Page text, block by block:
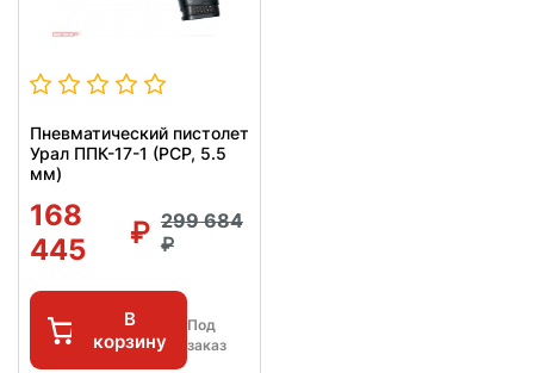
Пневматический пистолет
Урал ППК-17-1 (PCP, 5.5
мм)
168
445
299 684
В
корзину
Под
заказ